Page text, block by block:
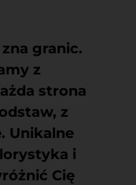
granic.
z
strona
z
Unikalne
i
Cię